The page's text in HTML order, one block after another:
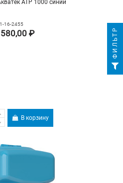
ATP 1000 синий
1-16-2455
₽
В корзину
ФИЛЬТР